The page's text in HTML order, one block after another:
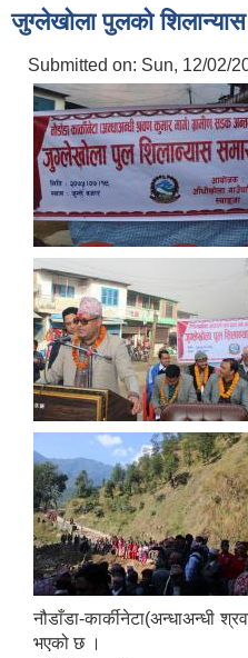
जुग्लेखोला पुलको शिलान्यास
Submitted on: Sun, 12/02/
नौडाँडा-कार्कीनेटा(अन्धाअन्धी
भएको छ ।